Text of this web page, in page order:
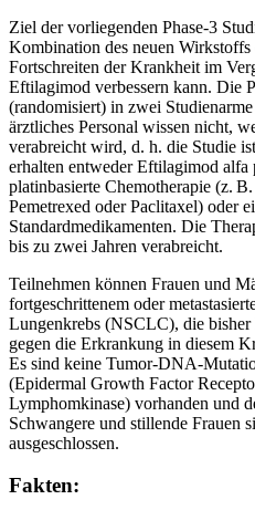
Ziel der vorliegenden Phase-3
Kombination des neuen Wirkstoffs
Fortschreiten der Krankheit im
Eftilagimod verbessern kann. Die
(randomisiert) in zwei
ärztliches Personal wissen nicht,
verabreicht wird, d. h. die Studie
erhalten entweder Eftilagimod
platinbasierte Chemotherapie (z.
Pemetrexed oder Paclitaxel) oder
Standardmedikamenten. Die
bis zu zwei Jahren verabreicht.
Teilnehmen können Frauen und
fortgeschrittenem oder
Lungenkrebs (NSCLC), die bisher
gegen die Erkrankung in diesem
Es sind keine Tumor-DNA-
(Epidermal Growth Factor
Lymphomkinase) vorhanden und
Schwangere und stillende Frauen
ausgeschlossen.
Fakten: